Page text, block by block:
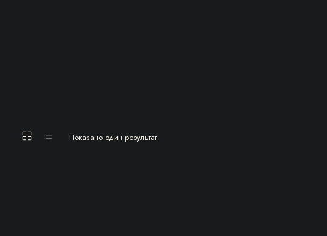
Показано один результат